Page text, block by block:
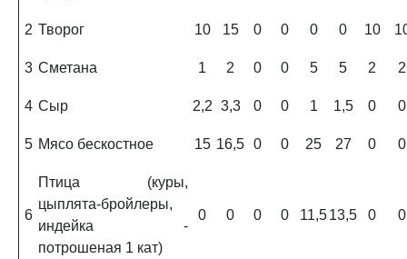
2 Творог 10 15 0 0 0 0 10
3 Сметана 1 2 0 0 5 5 2 2
4 Сыр 2,2 3,3 0 0 1 1,5 0 0
5 Мясо бескостное 15 16,5 0 0 25 27 0 0
6
Птица (куры,
цыплята-бройлеры,
индейка -
потрошеная 1 кат)
0 0 0 0 11,513,5 0 0